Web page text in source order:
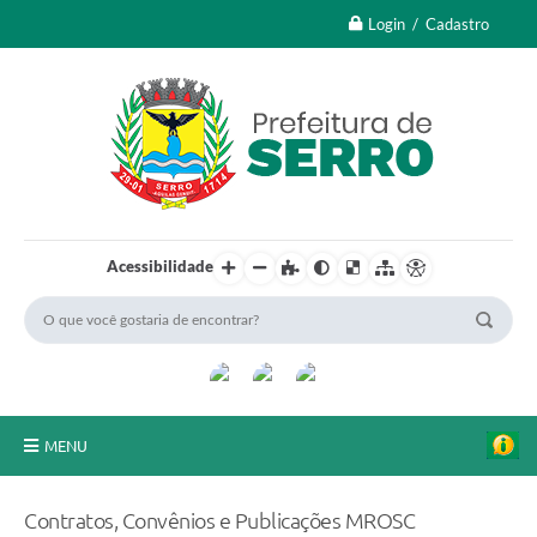
Login / Cadastro
Acessibilidade
MENU
Contratos, Convênios e Publicações MROSC